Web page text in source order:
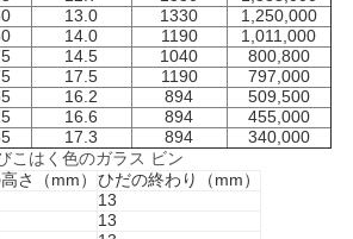
13.0 1330
1,250,000
14.0 1190
1,011,000
14.5 1040
800,800
17.5 1190
797,000
16.2 894
509,500
16.6 894
455,000
17.3 894
340,000
こはく色のガラス ビン
さ（mm） ひだの終わり（mm）
13
13